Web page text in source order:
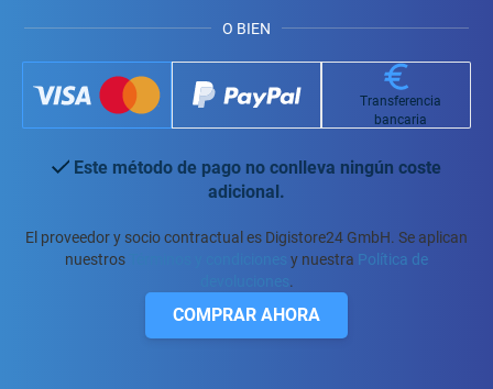
O BIEN
Transferencia
bancaria
Este método de pago no conlleva ningún coste
adicional.
El proveedor y socio contractual es Digistore24 GmbH. Se aplican
nuestros
y nuestra Política de
.
COMPRAR AHORA